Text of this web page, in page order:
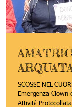
SCOSSE NEL
Emergenza Clown
Attività